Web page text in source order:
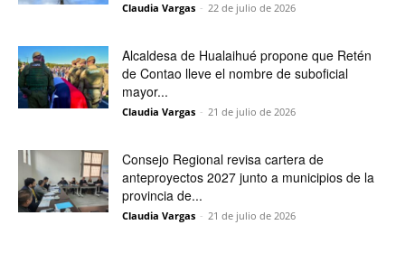
Claudia Vargas - 22 de julio de 2026
Alcaldesa de Hualaihué propone que Retén
de Contao lleve el nombre de suboficial
mayor...
Claudia Vargas - 21 de julio de 2026
Consejo Regional revisa cartera de
anteproyectos 2027 junto a municipios de la
provincia de...
Claudia Vargas - 21 de julio de 2026